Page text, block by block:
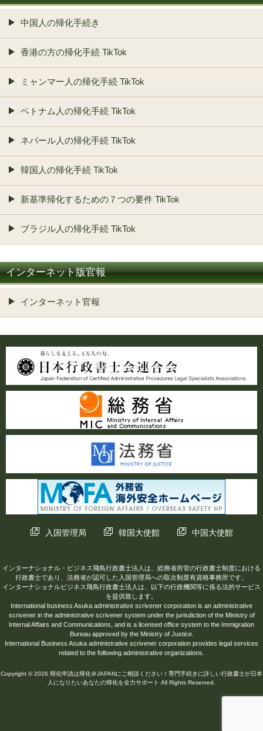
中国人の帰化手続き
香港の方の帰化手続 TikTok
ミャンマー人の帰化手続 TikTok
ベトナム人の帰化手続 TikTok
ネパール人の帰化手続 TikTok
韓国人の帰化手続 TikTok
新基準帰化するための７つの要件 TikTok
ブラジル人の帰化手続 TikTok
インターネット版官報
インターネット官報
入国管理局 韓国大使館 中国大使館
インターナショナル・ビジネス飛鳥行政書士法人は、総務省所管の行政書士制度における
行政書士であり、法務省が認可した入国管理局への取次制度有資格事務所です。
インターナショナルビジネス飛鳥行政書士法人は、以下の行政機関等に係る法的サービス
を提供致します。
International business Asuka administrative scrivener corporation is an administrative
scrivener in the administrative scrivener system under the jurisdiction of the Ministry of
Internal Affairs and Communications, and is a licensed office system to the Immigration
Bureau approved by the Ministry of Justice.
International Business Asuka administrative scrivener corporation provides legal services
related to the following administrative organizations.
Copyright © 2026 帰化申請は帰化＠JAPANにご相談ください！専門手続きに詳しい行政書士が日本
人になりたいあなたの帰化を全力サポート All Rights Reserved.